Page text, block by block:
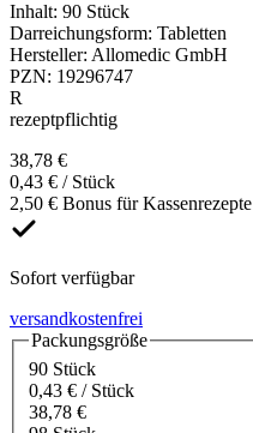
Inhalt: 90 Stück
Darreichungsform: Tabletten
Hersteller: Allomedic GmbH
PZN: 19296747
R
rezeptpflichtig
38,78 €
0,43 € / Stück
2,50 € Bonus für Kassenrezepte
Sofort verfügbar
versandkostenfrei
Packungsgröße
90 Stück
0,43 € / Stück
38,78 €